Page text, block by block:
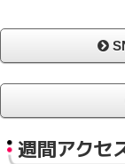
週間アクセ